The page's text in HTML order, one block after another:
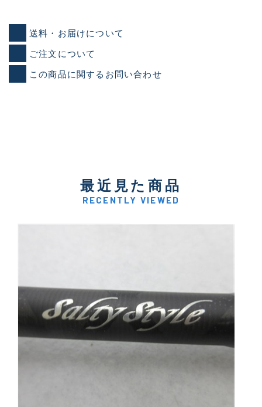
送料・お届けについて
ご注文について
この商品に関するお問い合わせ
最近見た商品
RECENTLY VIEWED